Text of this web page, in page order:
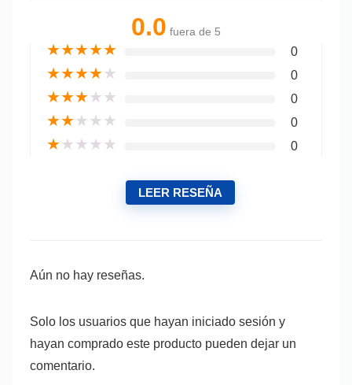
0.0 fuera de 5
★★★★★ 0
★★★★★ 0
★★★★★ 0
★★★★★ 0
★★★★★ 0
LEER RESEÑA
Aún no hay reseñas.
Solo los usuarios que hayan iniciado sesión y
hayan comprado este producto pueden dejar un
comentario.